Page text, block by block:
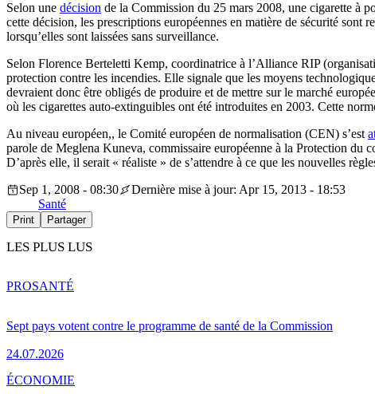
Selon une décision de la Commission du 25 mars 2008, une cigarette à
cette décision, les prescriptions européennes en matière de sécurité sont
lorsqu’elles sont laissées sans surveillance.
Selon Florence Berteletti Kemp, coordinatrice à l’Alliance RIP
protection contre les incendies. Elle signale que les moyens
devraient donc être obligés de produire et de mettre sur le marché
où les cigarettes auto-extinguibles ont été introduites en 2003. Cette
Au niveau européen,, le Comité européen de normalisation (CEN) s’est
parole de Meglena Kuneva, commissaire européenne à la Protection du
D’après elle, il serait « réaliste » de s’attendre à ce que les nouvelles
Sep 1, 2008 - 08:30
Dernière mise à jour: Apr 15, 2013 - 18:53
Santé
Print Partager
LES PLUS LUS
Sept pays votent contre le programme de santé de la Commission
24.07.2026
PROSANTÉ
ÉCONOMIE